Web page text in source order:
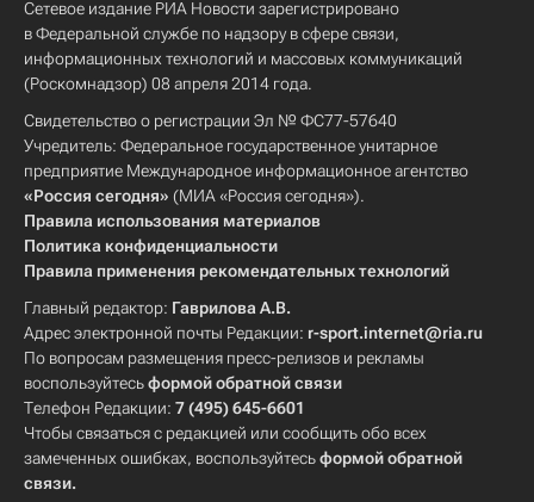
Сетевое издание РИА Новости зарегистрировано
в Федеральной службе по надзору в сфере связи,
информационных технологий и массовых коммуникаций
(Роскомнадзор) 08 апреля 2014 года.
Свидетельство о регистрации Эл № ФС77-57640
Учредитель: Федеральное государственное унитарное
предприятие Международное информационное агентство
«Россия сегодня» (МИА «Россия сегодня»).
Правила использования материалов
Политика конфиденциальности
Правила применения рекомендательных технологий
Главный редактор: Гаврилова А.В.
Адрес электронной почты Редакции: r-sport.internet@ria.ru
По вопросам размещения пресс-релизов и рекламы
воспользуйтесьформой обратной связи
Телефон Редакции: 7 (495) 645-6601
Чтобы связаться с редакцией или сообщить обо всех
замеченных ошибках, воспользуйтесьформой обратной
связи.